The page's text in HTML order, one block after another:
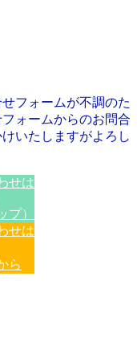
フォームが不調のた
ォームからのお問合
いたしますがよろし
せは
プ）
せは
ら